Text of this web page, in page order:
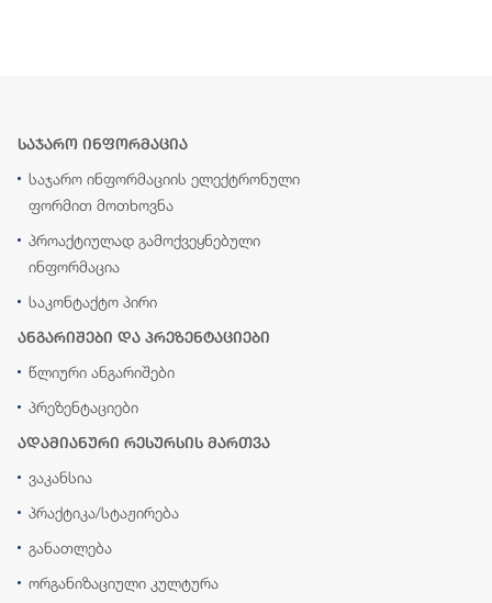
საჯარო ინფორმაცია
საჯარო ინფორმაციის ელექტრონული
ფორმით მოთხოვნა
პროაქტიულად გამოქვეყნებული
ინფორმაცია
საკონტაქტო პირი
ანგარიშები და პრეზენტაციები
წლიური ანგარიშები
პრეზენტაციები
ადამიანური რესურსის მართვა
ვაკანსია
პრაქტიკა/სტაჟირება
განათლება
ორგანიზაციული კულტურა